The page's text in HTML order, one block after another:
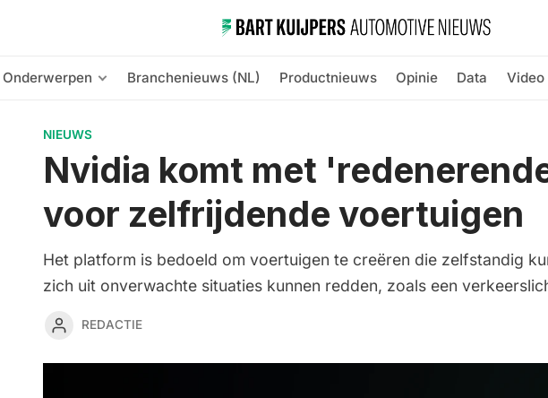
Onderwerpen Branchenieuws (NL) Productnieuws Opinie Data Video
NIEUWS
Nvidia komt met
voor zelfrijdende voertuigen
Het platform is bedoeld om voertuigen te creëren die zelfstandig
zich uit onverwachte situaties kunnen redden, zoals een
REDACTIE